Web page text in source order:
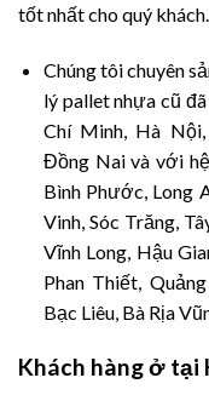
tốt nhất cho quý khách.
Chúng tôi chuyên
lý pallet nhựa cũ
Chí Minh, Hà
Đồng Nai và với
Bình Phước, Long
Vinh, Sóc Trăng,
Vĩnh Long, Hậu
Phan Thiết,
Bạc Liêu, Bà Rịa
Khách hàng ở tại